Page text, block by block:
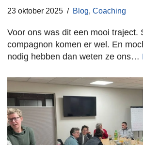
23 oktober 2025 Blog, Coaching
Voor ons was dit een mooi traject.
compagnon komen er wel. En
nodig hebben dan weten ze ons…